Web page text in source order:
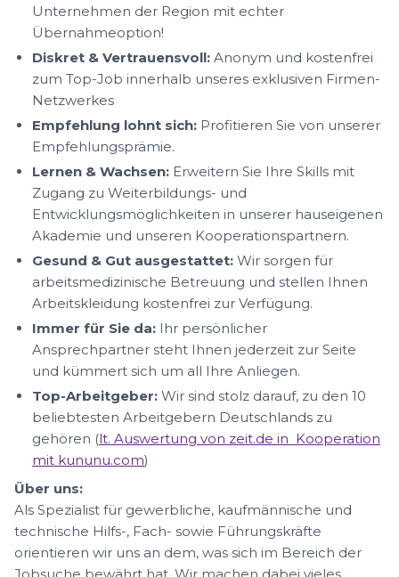
Unternehmen der Region mit echter
Übernahmeoption!
Diskret & Vertrauensvoll: Anonym und kostenfrei
zum Top-Job innerhalb unseres exklusiven Firmen-
Netzwerkes
Empfehlung lohnt sich: Profitieren Sie von unserer
Empfehlungsprämie.
Lernen & Wachsen: Erweitern Sie Ihre Skills mit
Zugang zu Weiterbildungs- und
Entwicklungsmöglichkeiten in unserer hauseigenen
Akademie und unseren Kooperationspartnern.
Gesund & Gut ausgestattet: Wir sorgen für
arbeitsmedizinische Betreuung und stellen Ihnen
Arbeitskleidung kostenfrei zur Verfügung.
Immer für Sie da: Ihr persönlicher
Ansprechpartner steht Ihnen jederzeit zur Seite
und kümmert sich um all Ihre Anliegen.
Top-Arbeitgeber: Wir sind stolz darauf, zu den 10
beliebtesten Arbeitgebern Deutschlands zu
gehören (lt. Auswertung von zeit.de in Kooperation
mit kununu.com)
Über uns:
Als Spezialist für gewerbliche, kaufmännische und
technische Hilfs-, Fach- sowie Führungskräfte
orientieren wir uns an dem, was sich im Bereich der